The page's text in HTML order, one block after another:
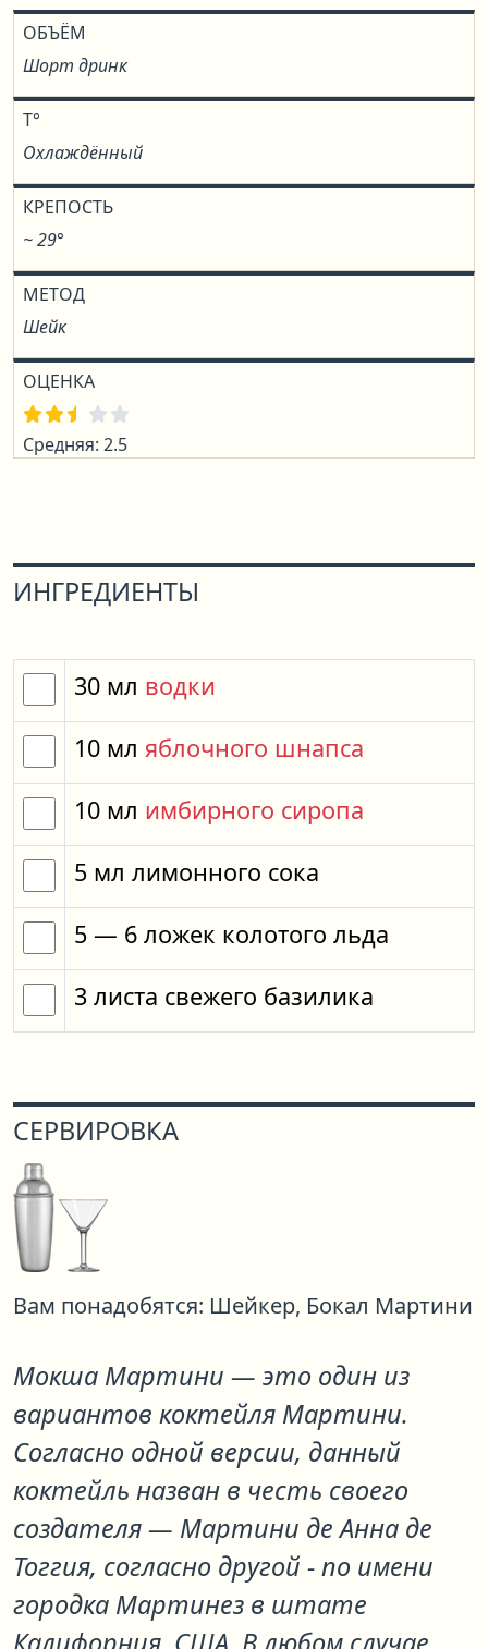
ОБЪЁМ
Шорт дринк
T°
Охлаждённый
КРЕПОСТЬ
~ 29°
МЕТОД
Шейк
ОЦЕНКА
Средняя: 2.5
ИНГРЕДИЕНТЫ
30 мл водки
10 мл яблочного шнапса
10 мл имбирного сиропа
5 мл лимонного сока
5 — 6 ложек колотого льда
3 листа свежего базилика
СЕРВИРОВКА
Вам понадобятся: Шейкер, Бокал Мартини
Мокша Мартини — это один из
вариантов коктейля Мартини.
Согласно одной версии, данный
коктейль назван в честь своего
создателя — Мартини де Анна де
Тоггия, согласно другой - по имени
городка Мартинез в штате